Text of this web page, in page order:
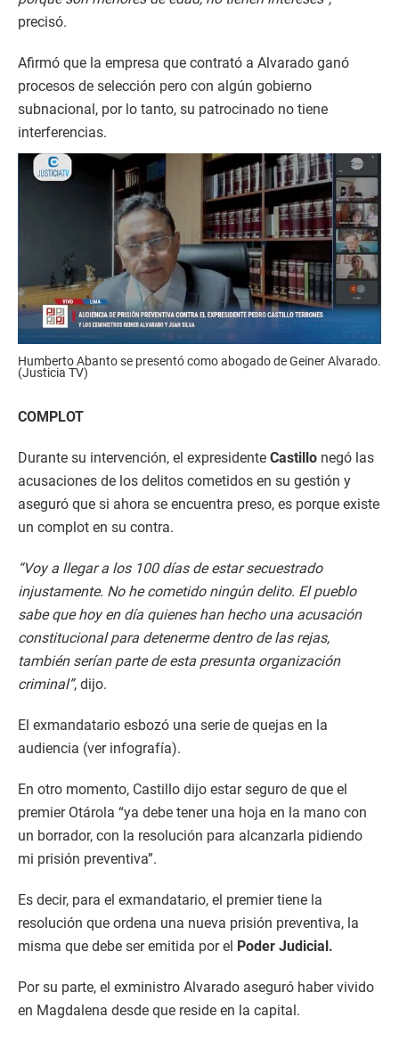
precisó.
Afirmó que la empresa que contrató a Alvarado ganó
procesos de selección pero con algún gobierno
subnacional, por lo tanto, su patrocinado no tiene
interferencias.
Humberto Abanto se presentó como abogado de Geiner Alvarado.
(Justicia TV)
COMPLOT
Durante su intervención, el expresidente Castillo negó las
acusaciones de los delitos cometidos en su gestión y
aseguró que si ahora se encuentra preso, es porque existe
un complot en su contra.
“Voy a llegar a los 100 días de estar secuestrado
injustamente. No he cometido ningún delito. El pueblo
sabe que hoy en día quienes han hecho una acusación
constitucional para detenerme dentro de las rejas,
también serían parte de esta presunta organización
criminal”, dijo.
El exmandatario esbozó una serie de quejas en la
audiencia (ver infografía).
En otro momento, Castillo dijo estar seguro de que el
premier Otárola “ya debe tener una hoja en la mano con
un borrador, con la resolución para alcanzarla pidiendo
mi prisión preventiva”.
Es decir, para el exmandatario, el premier tiene la
resolución que ordena una nueva prisión preventiva, la
misma que debe ser emitida por el Poder Judicial.
Por su parte, el exministro Alvarado aseguró haber vivido
en Magdalena desde que reside en la capital.